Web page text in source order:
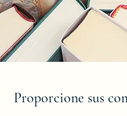
Proporcione sus